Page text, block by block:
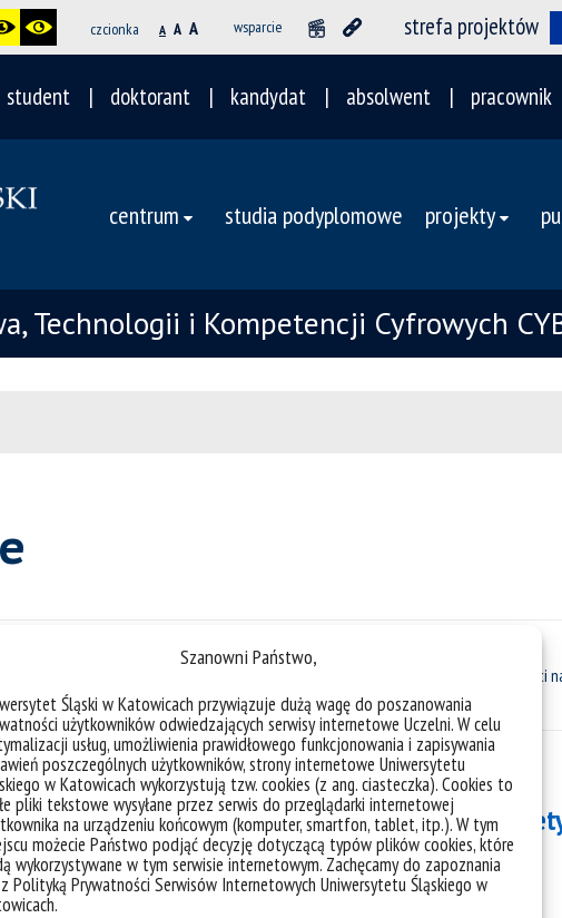
Szanowni Państwo,
Śląski w Katowicach przywiązuje dużą wagę do poszanowania
użytkowników odwiedzających serwisy internetowe Uczelni. W celu
usług, umożliwienia prawidłowego funkcjonowania i zapisywania
poszczególnych użytkowników, strony internetowe Uniwersytetu
w Katowicach wykorzystują tzw. cookies (z ang. ciasteczka). Cookies to
pliki tekstowe wysyłane przez serwis do przeglądarki internetowej
na urządzeniu końcowym (komputer, smartfon, tablet, itp.). W tym
możecie Państwo podjąć decyzję dotyczącą typów plików cookies, które
wykorzystywane w tym serwisie internetowym. Zachęcamy do zapoznania
Polityką Prywatności Serwisów Internetowych Uniwersytetu Śląskiego w
czcionka A A A wsparcie strefa projektów
student doktorant kandydat absolwent pracownik
centrum studia podyplomowe projekty
Technologii i Kompetencji Cyfrowych
liczba aktualności
Cyberbezpieczeństwo, czyli rozsądek,